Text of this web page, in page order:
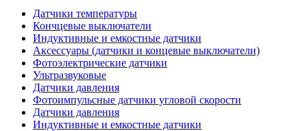
Датчики температуры
Кончцевые выключатели
Индуктивные и емкостные датчики
Аксессуары (датчики и концевые выключатели)
Фотоэлектрические датчики
Ультразвуковые
Датчики давления
Фотоимпульсные датчики угловой скорости
Датчики давления
Индуктивные и емкостные датчики